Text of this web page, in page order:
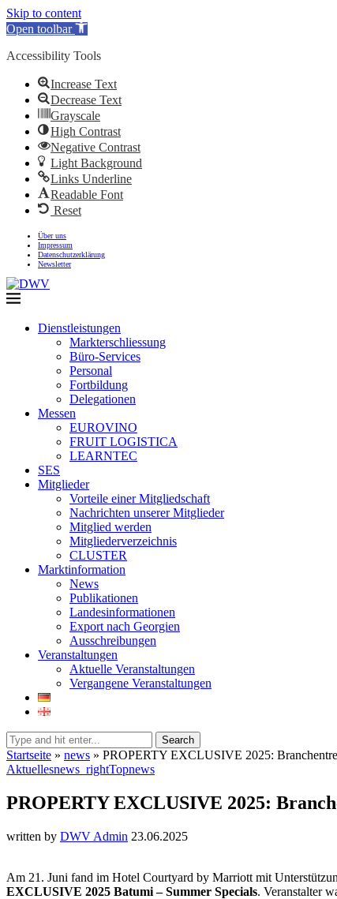
Skip to content
Open toolbar
Accessibility Tools
Increase Text
Decrease Text
Grayscale
High Contrast
Negative Contrast
Light Background
Links Underline
Readable Font
Reset
Über uns
Impressum
Datenschutzerklärung
Newsletter
Dienstleistungen
Markterschliessung
Büro-Services
Personal
Fortbildung
Delegationen
Messen
EUROVINO
FRUIT LOGISTICA
LEARNTEC
SES
Mitglieder
Vorteile einer Mitgliedschaft
Nachrichten unserer Mitglieder
Mitglied werden
Mitgliederverzeichnis
CLUSTER
Marktinformation
News
Publikationen
Landesinformationen
Export nach Georgien
Ausschreibungen
Veranstaltungen
Aktuelle Veranstaltungen
Vergangene Veranstaltungen
Search
Startseite » news » PROPERTY EXCLUSIVE 2025:
Aktuellesnews_rightTopnews
PROPERTY EXCLUSIVE 2025:
written by DWV Admin 23.06.2025
Am 21. Juni fand im Hotel Courtyard by Marriott mit
EXCLUSIVE 2025 Batumi – Summer Specials. Veranstalter